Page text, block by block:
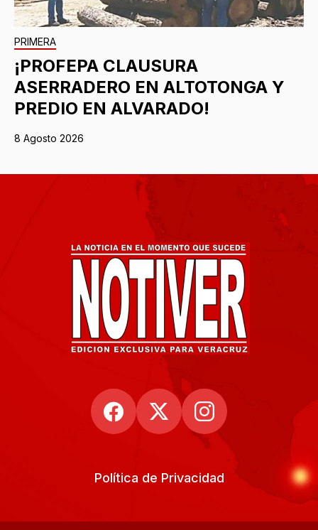
PRIMERA
¡PROFEPA CLAUSURA
ASERRADERO EN ALTOTONGA Y
PREDIO EN ALVARADO!
8 Agosto 2026
Política de Privacidad